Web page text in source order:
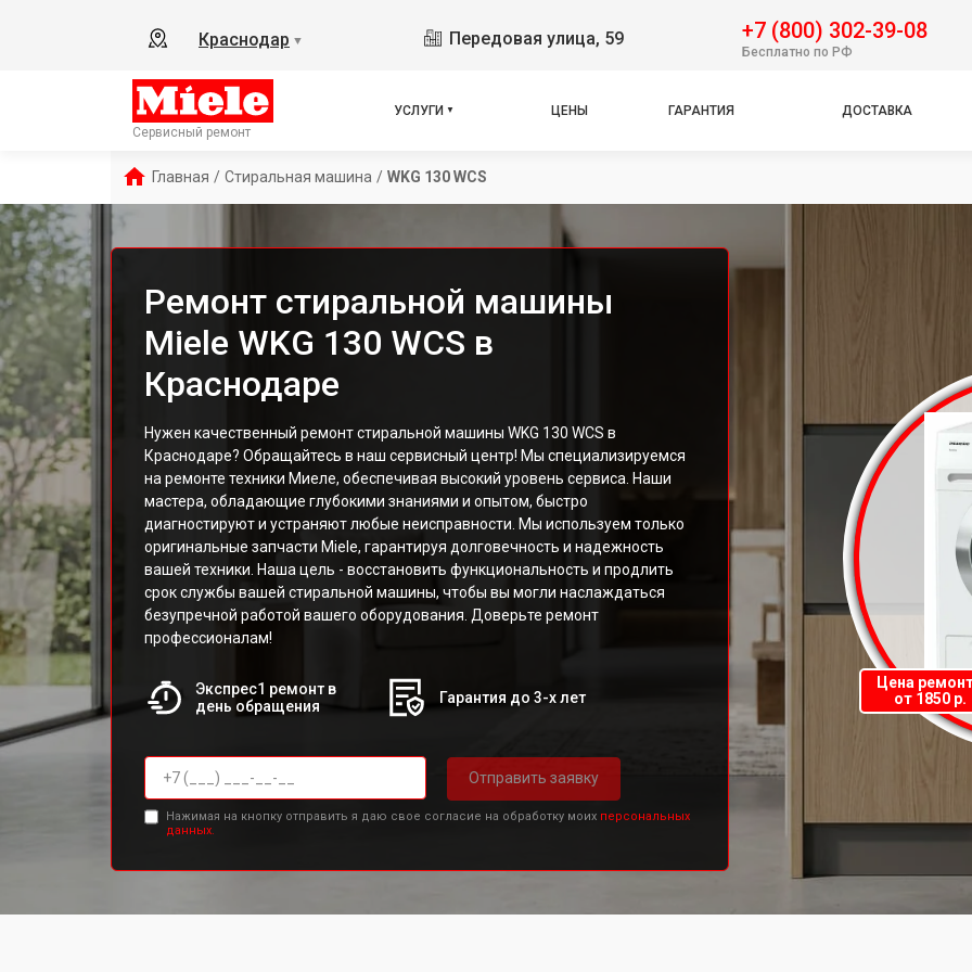
Краснодар ▼ Передовая улица, 59 +7 (800) 302-39-08
Бесплатно по РФ
Сервисный ремонт
УСЛУГИ ЦЕНЫ ГАРАНТИЯ ДОСТАВКА
Главная / Стиральная машина / WKG 130 WCS
Ремонт стиральной машины
Miele WKG 130 WCS в
Краснодаре
Нужен качественный ремонт стиральной машины WKG 130 WCS в
Краснодаре? Обращайтесь в наш сервисный центр! Мы специализируемся
на ремонте техники Миеле, обеспечивая высокий уровень сервиса. Наши
мастера, обладающие глубокими знаниями и опытом, быстро
диагностируют и устраняют любые неисправности. Мы используем только
оригинальные запчасти Miele, гарантируя долговечность и надежность
вашей техники. Наша цель - восстановить функциональность и продлить
срок службы вашей стиральной машины, чтобы вы могли наслаждаться
безупречной работой вашего оборудования. Доверьте ремонт
профессионалам!
Экспрес1 ремонт в
день обращения
Гарантия до 3-х лет
Отправить заявку
Нажимая на кнопку отправить я даю свое согласие на обработку моих персональных
данных.
Цена
от 1850 р.